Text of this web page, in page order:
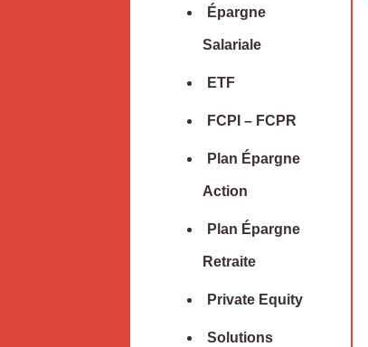
Épargne
Salariale
ETF
FCPI – FCPR
Plan Épargne
Action
Plan Épargne
Retraite
Private Equity
Solutions